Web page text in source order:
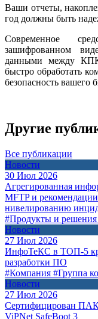
Ваши отчеты,
год должны быть
Современное
зашифрованном
данными между
быстро обработать
безопасность вашего
Другие
Все публикации
Новости
30 Июл 2026
Агрегированная
MFTP и
нивелированию
#Продукты и решения
Новости
27 Июл 2026
ИнфоТеКС в ТОП-5
разработки ПО
#Компания #Группа
Новости
27 Июл 2026
Сертифицирован
ViPNet SafeBoot 3